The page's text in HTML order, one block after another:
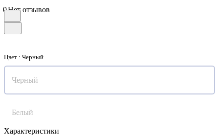
0Нет отзывов
Цвет : Черный
Черный
Белый
Характеристики